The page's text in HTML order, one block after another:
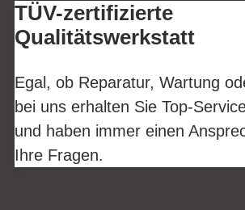
TÜV-zertifizierte
Qualitätswerkstatt
Egal, ob Reparatur, Wartung
bei uns erhalten Sie Top-
und haben immer einen
Ihre Fragen.